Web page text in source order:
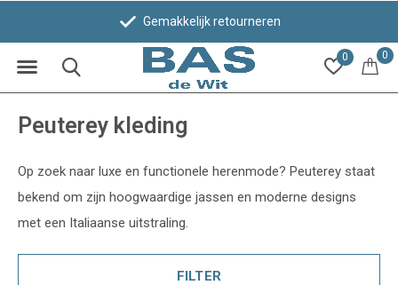
0 0
Gemakkelijk retourneren
Peuterey kleding
Op zoek naar luxe en functionele herenmode? Peuterey staat
bekend om zijn hoogwaardige jassen en moderne designs
met een Italiaanse uitstraling.
FILTER